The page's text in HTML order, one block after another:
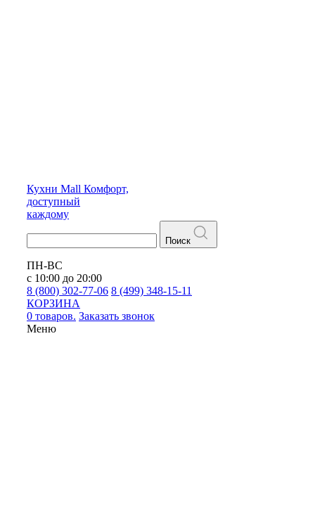
Кухни Mall Комфорт,
доступный
каждому
Поиск
ПН-ВС
с 10:00 до 20:00
8 (800) 302-77-06 8 (499) 348-15-11
КОРЗИНА
0 товаров. Заказать звонок
Меню